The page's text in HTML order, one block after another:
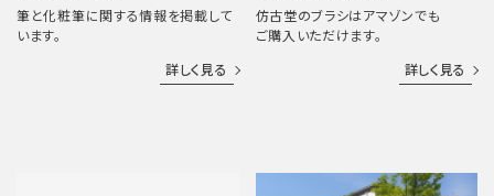
筆と化粧筆に関する情報を掲載して
います。
詳しく見る
仿古堂のブラシはアマゾンでも
ご購入いただけます。
詳しく見る